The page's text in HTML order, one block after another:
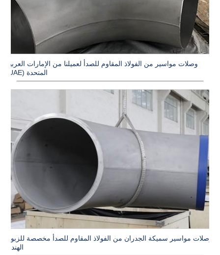
وصلات مواسير من الفولاذ المقاوم للصدأ لعميلنا من الإمارات العربية
المتحدة (UAE)
وصلات مواسير سميكة الجدران من الفولاذ المقاوم للصدأ مخصصة للزبون
الهندي